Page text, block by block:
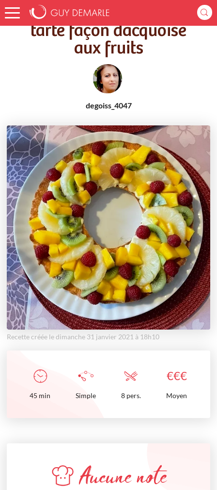
Accueil Recettes tarte façon dacquoise aux fruits
tarte façon dacquoise
aux fruits
degoiss_4047
Recette créée le dimanche 31 janvier 2021 à 18h10
€€€
45 min Simple 8 pers. Moyen
Aucune note